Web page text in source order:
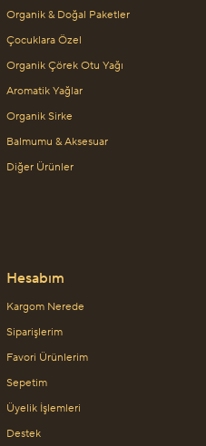
Organik & Doğal Paketler
Çocuklara Özel
Organik Çörek Otu Yağı
Aromatik Yağlar
Organik Sirke
Balmumu & Aksesuar
Diğer Ürünler
Hesabım
Kargom Nerede
Siparişlerim
Favori Ürünlerim
Sepetim
Üyelik İşlemleri
Destek